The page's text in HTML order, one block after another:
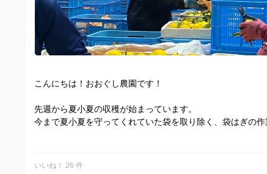
こんにちは！おおぐし農園です！
先週から夏小夏の収穫が始まっています。
今まで夏小夏を守ってくれていた袋を取り除く、袋はぎの作
夏小夏はほんの少しの傷からあっという間に傷みが進んでし
つるんと袋をはいで、長くなりすぎぬよう短くなりすぎぬよ
いいね！ 26 件